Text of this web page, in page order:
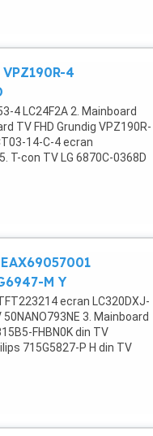
4
4 LC24F2A 2. Mainboard
TV FHD Grundig VPZ190R-
14-C-4 ecran
T-con TV LG 6870C-0368D
M Y
ecran LC320DXJ-
3. Mainboard
FHBN0K din TV
715G5827-P H din TV
M Y 40PFT4201 ...